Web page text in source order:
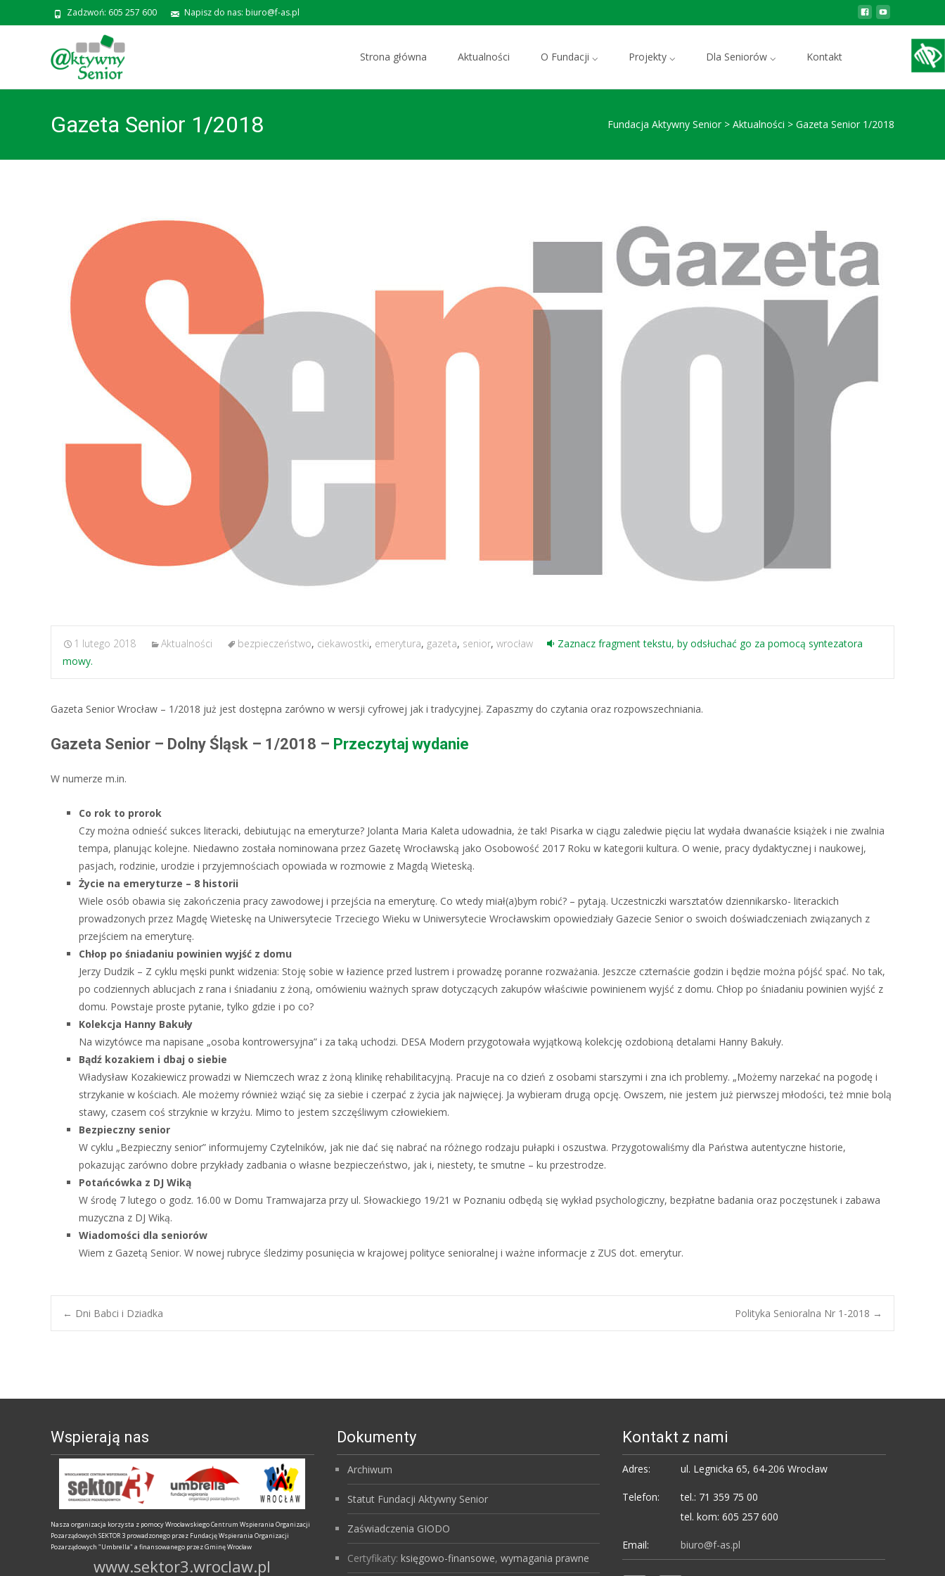
Zadzwoń: 605 257 600 Napisz do nas: biuro@f-as.pl
Strona główna
Aktualności O Fundacji ⌵ Projekty ⌵ Dla Seniorów ⌵ Kontakt
Gazeta Senior 1/2018 Fundacja Aktywny Senior> Aktualności > Gazeta Senior 1/2018
1 lutego 2018 Aktualności bezpieczeństwo, ciekawostki, emerytura, gazeta, senior, wrocław
Zaznacz fragment tekstu, by odsłuchać go za pomocą syntezatora
mowy.
Gazeta Senior Wrocław – 1/2018 już jest dostępna zarówno w wersji cyfrowej jak i tradycyjnej. Zapaszmy do czytania oraz rozpowszechniania.
Gazeta Senior – Dolny Śląsk – 1/2018 – Przeczytaj wydanie
W numerze m.in.
Co rok to prorok
Czy można odnieść sukces literacki, debiutując na emeryturze? Jolanta Maria Kaleta udowadnia, że tak! Pisarka w ciągu zaledwie pięciu lat wydała dwanaście książek i nie zwalnia
tempa, planując kolejne. Niedawno została nominowana przez Gazetę Wrocławską jako Osobowość 2017 Roku w kategorii kultura. O wenie, pracy dydaktycznej i naukowej,
pasjach, rodzinie, urodzie i przyjemnościach opowiada w rozmowie z Magdą Wieteską.
Życie na emeryturze – 8 historii
Wiele osób obawia się zakończenia pracy zawodowej i przejścia na emeryturę. Co wtedy miał(a)bym robić? – pytają. Uczestniczki warsztatów dziennikarsko- literackich
prowadzonych przez Magdę Wieteskę na Uniwersytecie Trzeciego Wieku w Uniwersytecie Wrocławskim opowiedziały Gazecie Senior o swoich doświadczeniach związanych z
przejściem na emeryturę.
Chłop po śniadaniu powinien wyjść z domu
Jerzy Dudzik – Z cyklu męski punkt widzenia: Stoję sobie w łazience przed lustrem i prowadzę poranne rozważania. Jeszcze czternaście godzin i będzie można pójść spać. No tak,
po codziennych ablucjach z rana i śniadaniu z żoną, omówieniu ważnych spraw dotyczących zakupów właściwie powinienem wyjść z domu. Chłop po śniadaniu powinien wyjść z
domu. Powstaje proste pytanie, tylko gdzie i po co?
Kolekcja Hanny Bakuły
Na wizytówce ma napisane „osoba kontrowersyjna” i za taką uchodzi. DESA Modern przygotowała wyjątkową kolekcję ozdobioną detalami Hanny Bakuły.
Bądź kozakiem i dbaj o siebie
Władysław Kozakiewicz prowadzi w Niemczech wraz z żoną klinikę rehabilitacyjną. Pracuje na co dzień z osobami starszymi i zna ich problemy. „Możemy narzekać na pogodę i
strzykanie w kościach. Ale możemy również wziąć się za siebie i czerpać z życia jak najwięcej. Ja wybieram drugą opcję. Owszem, nie jestem już pierwszej młodości, też mnie bolą
stawy, czasem coś strzyknie w krzyżu. Mimo to jestem szczęśliwym człowiekiem.
Bezpieczny senior
W cyklu „Bezpieczny senior” informujemy Czytelników, jak nie dać się nabrać na różnego rodzaju pułapki i oszustwa. Przygotowaliśmy dla Państwa autentyczne historie,
pokazując zarówno dobre przykłady zadbania o własne bezpieczeństwo, jak i, niestety, te smutne – ku przestrodze.
Potańcówka z DJ Wiką
W środę 7 lutego o godz. 16.00 w Domu Tramwajarza przy ul. Słowackiego 19/21 w Poznaniu odbędą się wykład psychologiczny, bezpłatne badania oraz poczęstunek i zabawa
muzyczna z DJ Wiką.
Wiadomości dla seniorów
Wiem z Gazetą Senior. W nowej rubryce śledzimy posunięcia w krajowej polityce senioralnej i ważne informacje z ZUS dot. emerytur.
← Dni Babci i Dziadka Polityka Senioralna Nr 1-2018 →
Wspierają nas
Nasza organizacja korzysta z pomocy Wrocławskiego Centrum Wspierania Organizacji
Pozarządowych SEKTOR 3 prowadzonego przez Fundację Wspierania Organizacji
Pozarządowych "Umbrella" a finansowanego przez Gminę Wrocław
www.sektor3.wroclaw.pl
Dokumenty
Archiwum
Statut Fundacji Aktywny Senior
Zaświadczenia GIODO
Certyfikaty: księgowo-finansowe, wymagania prawne
Kontakt z nami
Adres: ul. Legnicka 65, 64-206 Wrocław
Telefon:
tel.: 71 359 75 00
tel. kom: 605 257 600
Email: biuro@f-as.pl